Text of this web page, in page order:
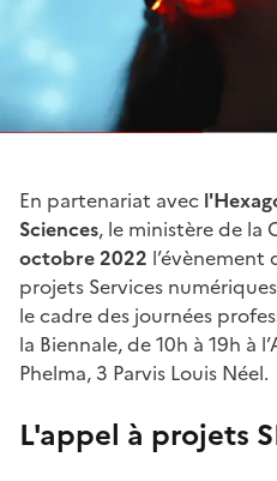
En partenariat avec
Sciences, le ministère de la
octobre 2022 l’évènement
projets Services
le cadre des journées
la Biennale, de 10h à 19h à
Phelma, 3 Parvis Louis Néel.
L'appel à projets